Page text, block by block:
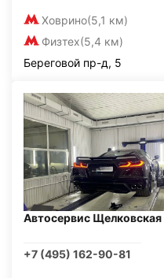
Ховрино(5,1 км)
Физтех(5,4 км)
Береговой пр-д, 5
Автосервис Щелковская
+7 (495) 162-90-81